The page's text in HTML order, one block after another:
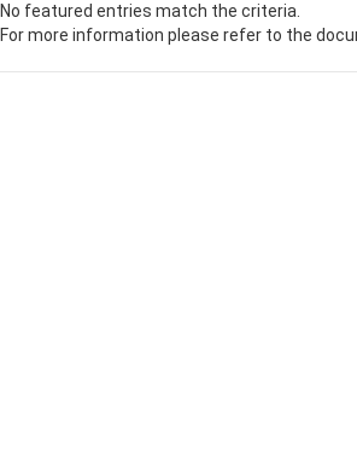
No featured entries match the criteria.
For more information please refer to the